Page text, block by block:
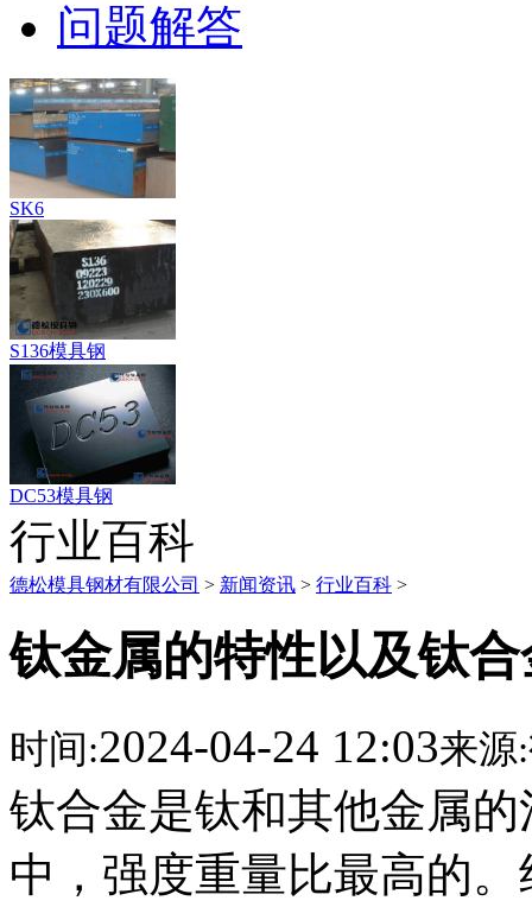
问题解答
SK6
S136模具钢
DC53模具钢
行业百科
德松模具钢材有限公司 > 新闻资讯 > 行业百科 >
钛金属的特性以及钛
时间:2024-04-24 12:03来源:
钛合金是钛和其他金属
中，强度重量比最高的